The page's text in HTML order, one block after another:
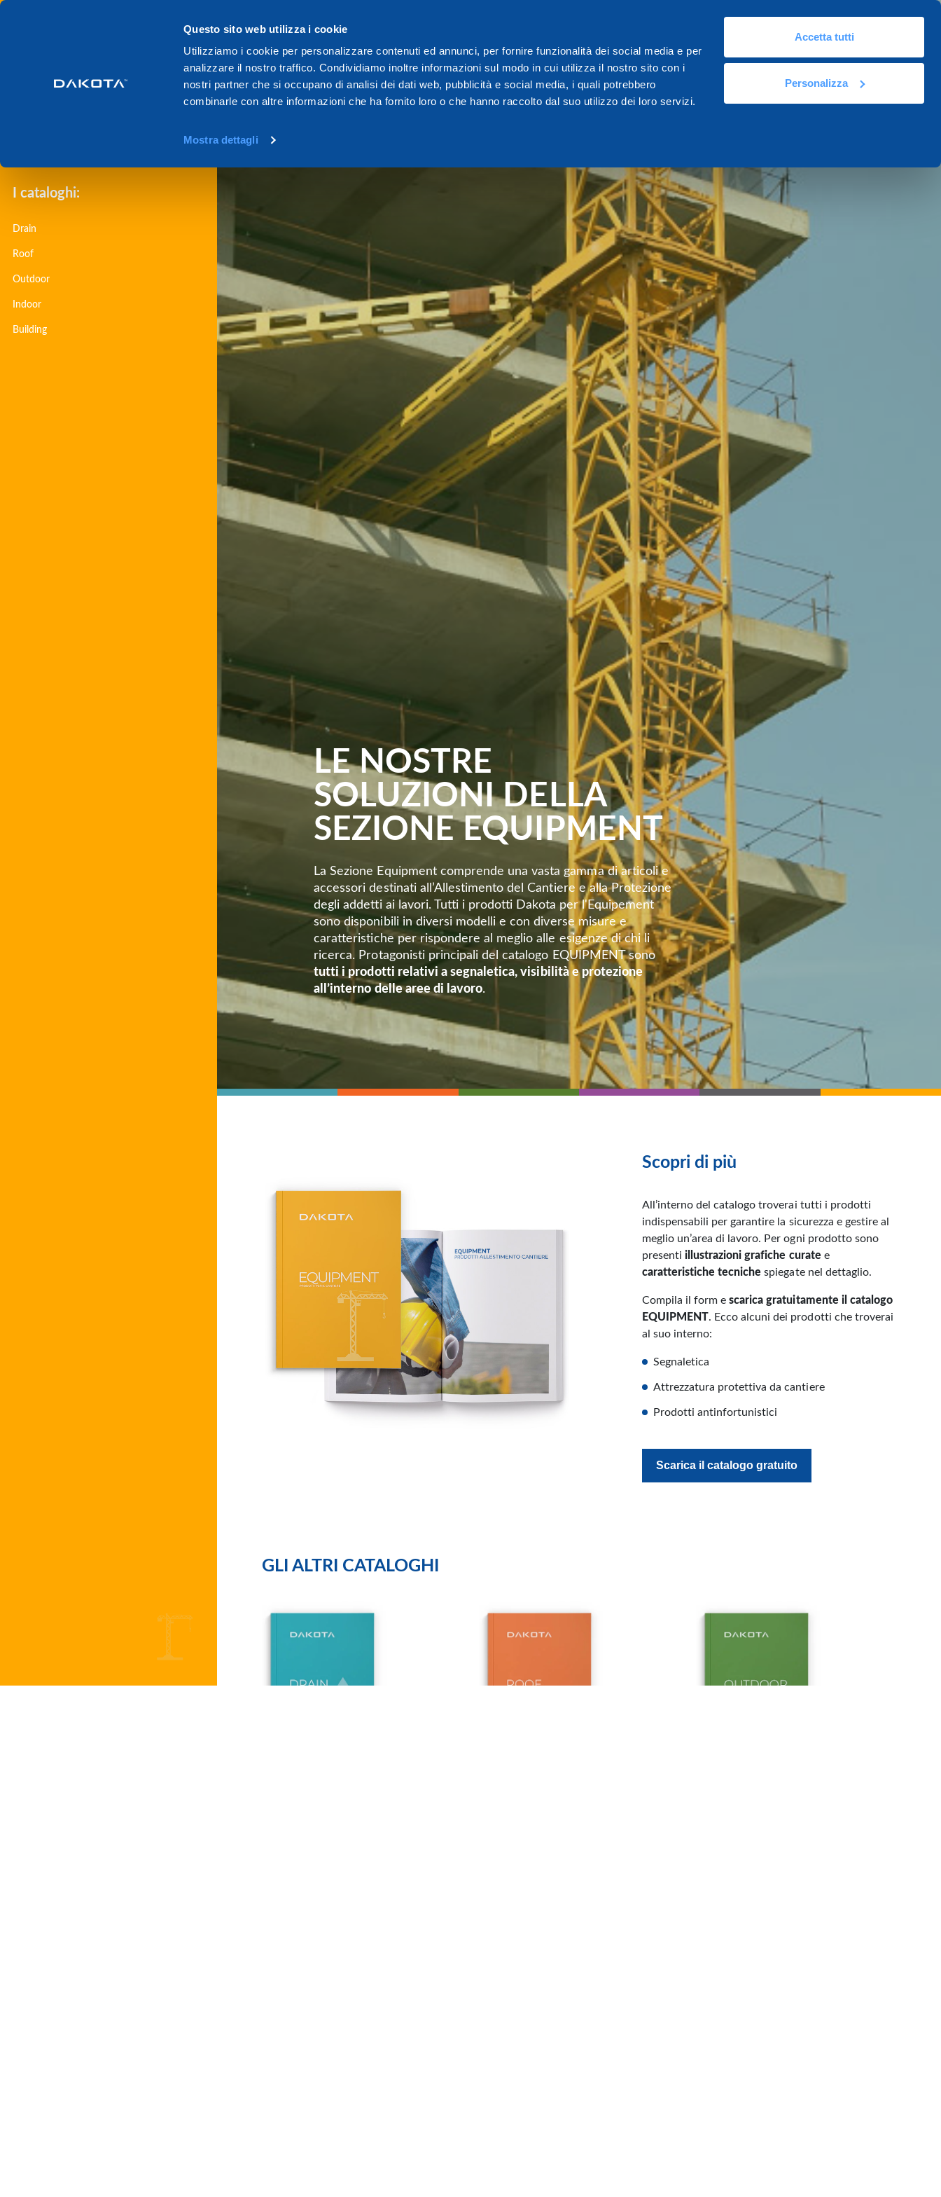
Questo sito web utilizza i cookie
Utilizziamo i cookie per personalizzare contenuti ed annunci, per fornire funzionalità dei social media e per
analizzare il nostro traffico. Condividiamo inoltre informazioni sul modo in cui utilizza il nostro sito con i
nostri partner che si occupano di analisi dei dati web, pubblicità e social media, i quali potrebbero
combinarle con altre informazioni che ha fornito loro o che hanno raccolto dal suo utilizzo dei loro servizi.
Mostra dettagli
Accetta tutti
Personalizza
I cataloghi:
Drain
Roof
Outdoor
Indoor
Building
LE NOSTRE
SOLUZIONI DELLA
SEZIONE EQUIPMENT
La Sezione Equipment comprende una vasta gamma di articoli e
accessori destinati all’Allestimento del Cantiere e alla Protezione
degli addetti ai lavori. Tutti i prodotti Dakota per l'Equipement
sono disponibili in diversi modelli e con diverse misure e
caratteristiche per rispondere al meglio alle esigenze di chi li
ricerca. Protagonisti principali del catalogo EQUIPMENT sono
tutti i prodotti relativi a segnaletica, visibilità e protezione
all’interno delle aree di lavoro.
Scopri di più
All’interno del catalogo troverai tutti i prodotti
indispensabili per garantire la sicurezza e gestire al
meglio un’area di lavoro. Per ogni prodotto sono
presenti illustrazioni grafiche curate e
caratteristiche tecniche spiegate nel dettaglio.
Compila il form escarica gratuitamente il catalogo
EQUIPMENT. Ecco alcuni dei prodotti che troverai
al suo interno:
Segnaletica
Attrezzatura protettiva da cantiere
Prodotti antinfortunistici
Scarica il catalogo gratuito
GLI ALTRI CATALOGHI